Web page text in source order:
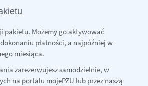
pakietu. Możemy go aktywować
płatności, a najpóźniej w
miesiąca.
zarezerwujesz samodzielnie, w
na portalu mojePZU lub przez naszą